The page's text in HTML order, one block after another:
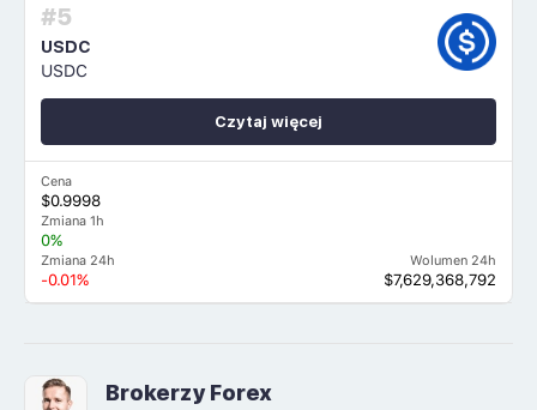
#5
USDC
USDC
Cena
$0.9998
Zmiana 1h
0%
Zmiana 24h
-0.01%
Wolumen 24h
$7,629,368,792
Czytaj więcej
Brokerzy Forex